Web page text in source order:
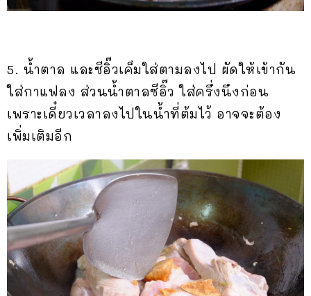
5. น้ำตาล และซีอิ๊วเค็มใส่ตามลงไป ผัดให้เข้ากัน
ใส่กาแฟลง ส่วนน้ำตาลซีอิ๊ว ใส่ครึ่งนึงก่อน
เพราะเดี๋ยวเวลาลงไปในน้ำที่ต้มไว้ อาจจะต้อง
เพิ่มเติมอีก